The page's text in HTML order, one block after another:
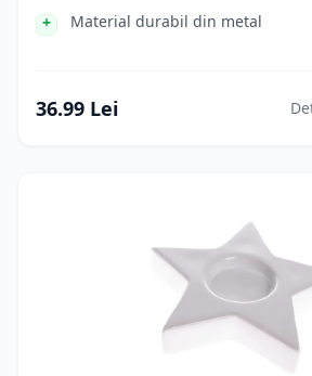
Material durabil din metal
36.99 Lei